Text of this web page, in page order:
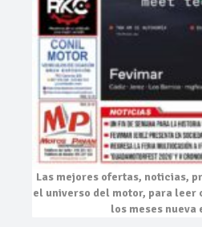
Las mejores ofertas, noticias,
el universo del motor, para leer
los meses nueva